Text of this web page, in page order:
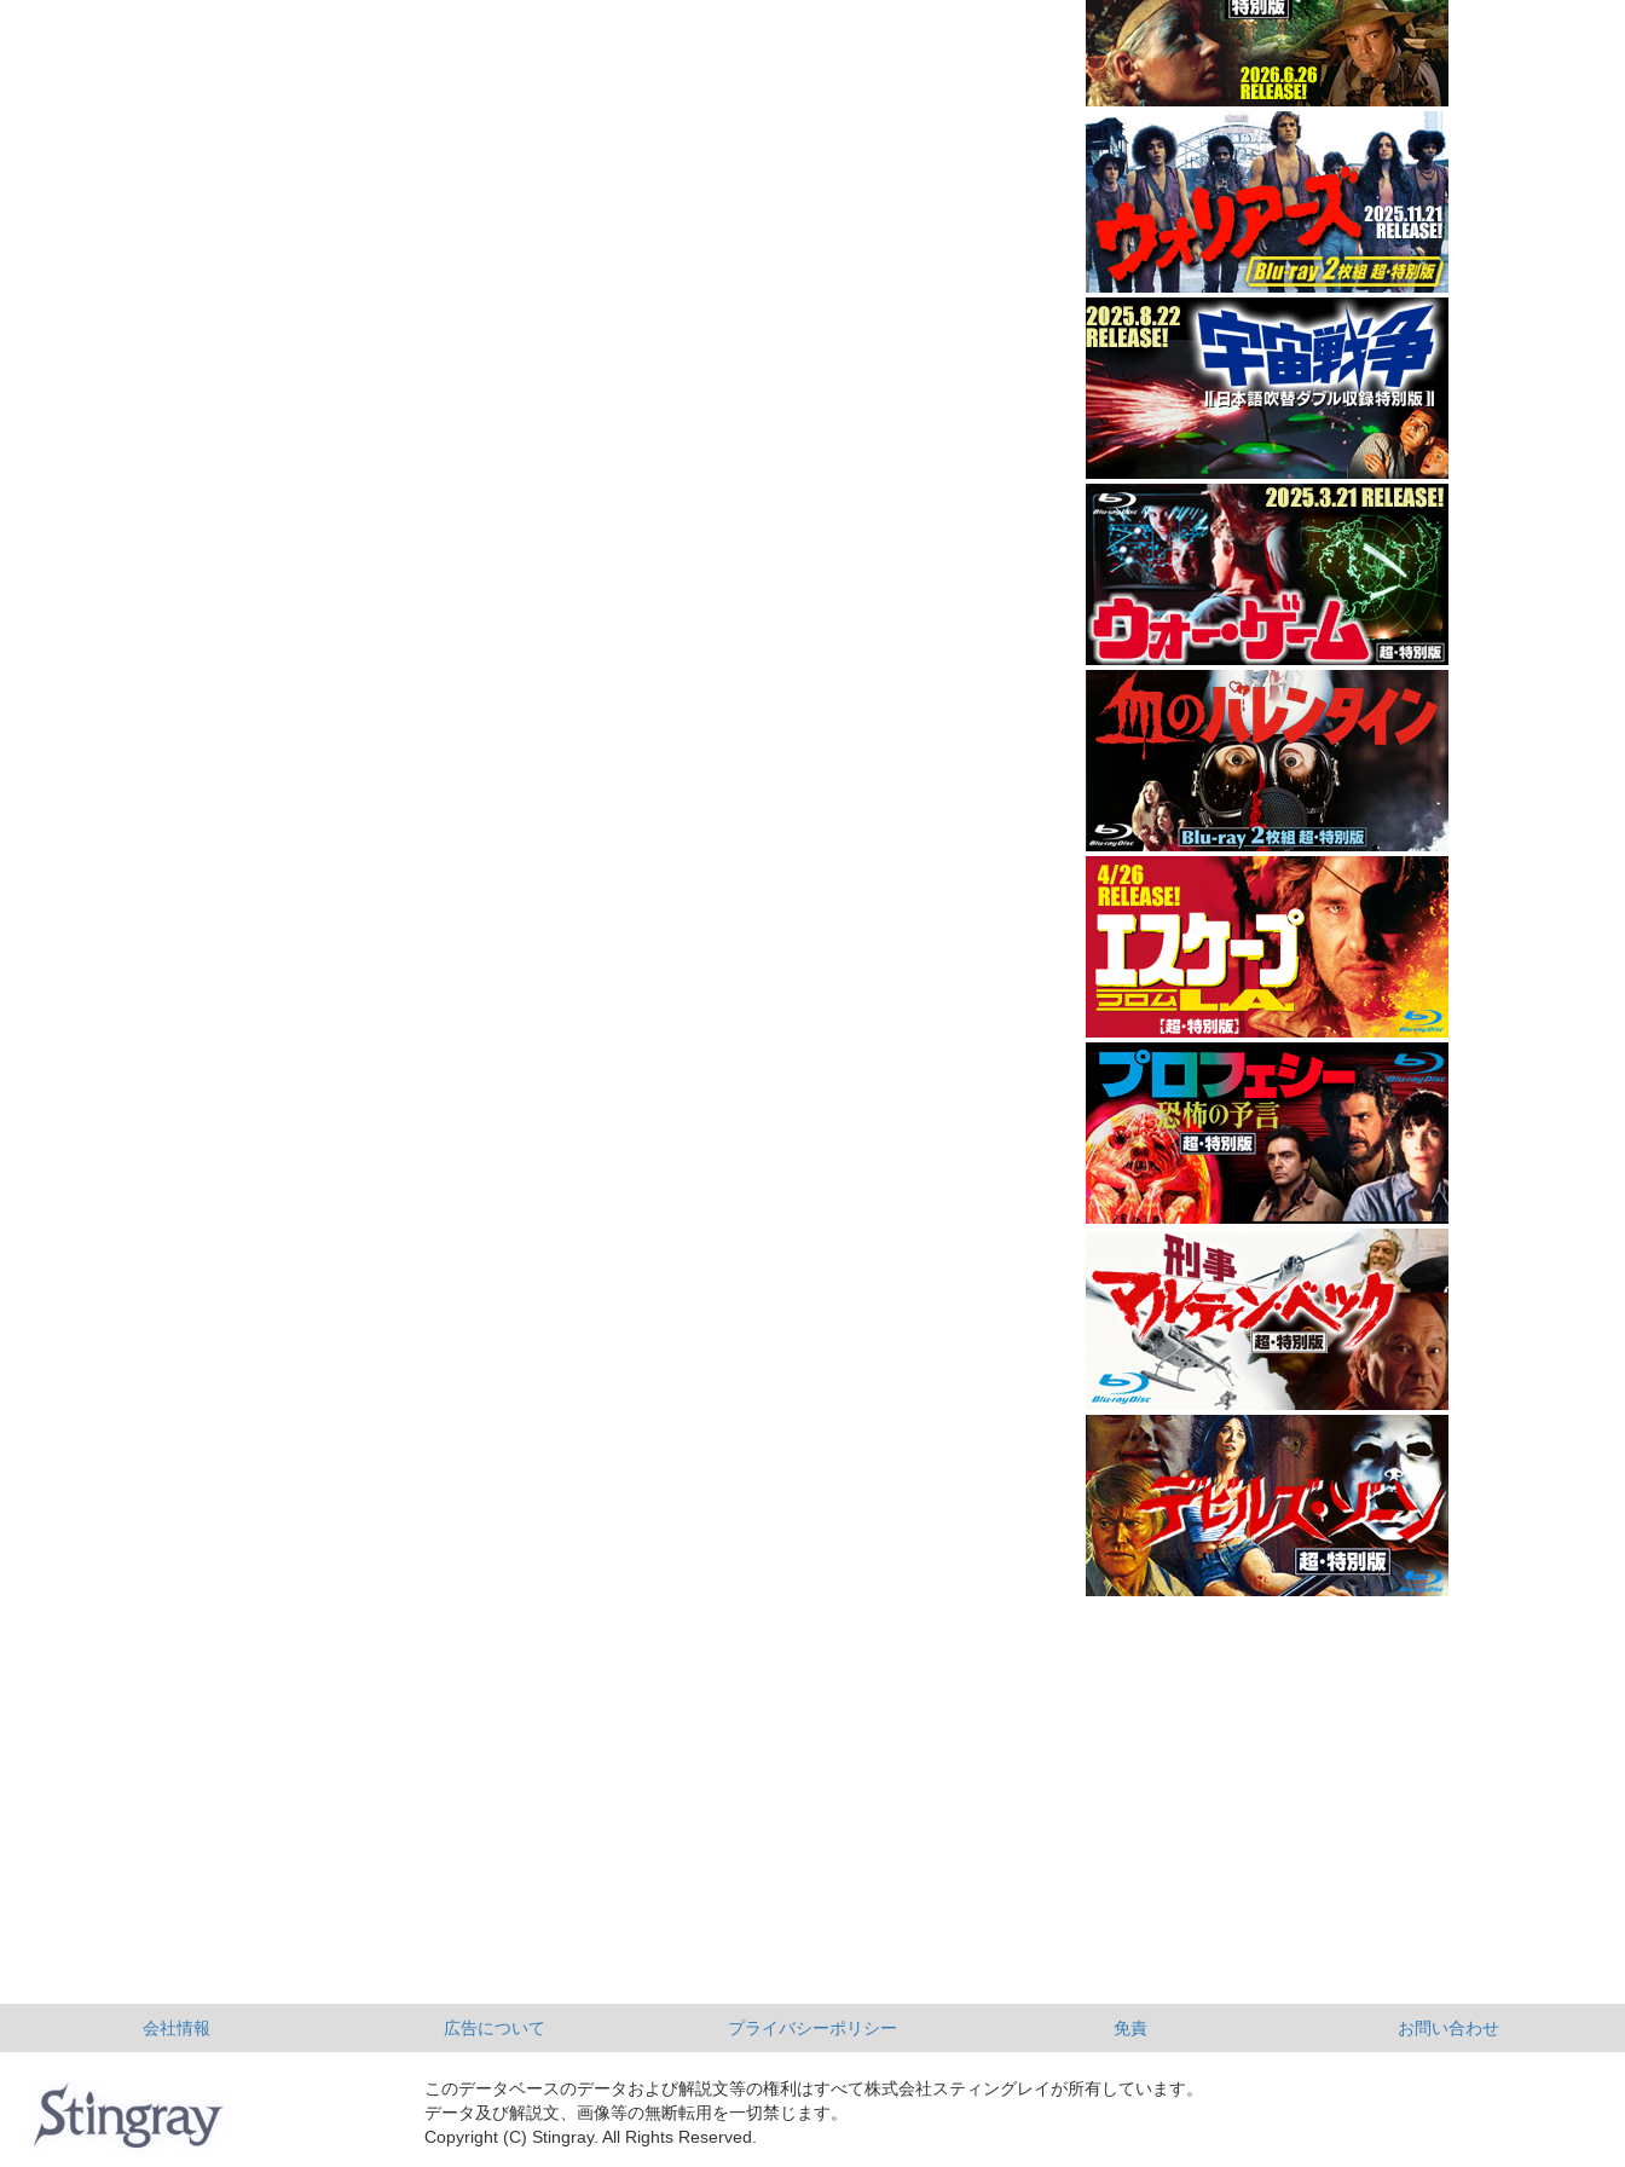
会社情報 広告について プライバシーポリシー 免責 お問い合わせ
このデータベースのデータおよび解説文等の権利はすべて株式会社スティングレイが所有しています。
データ及び解説文、画像等の無断転用を一切禁じます。
Copyright (C) Stingray. All Rights Reserved.